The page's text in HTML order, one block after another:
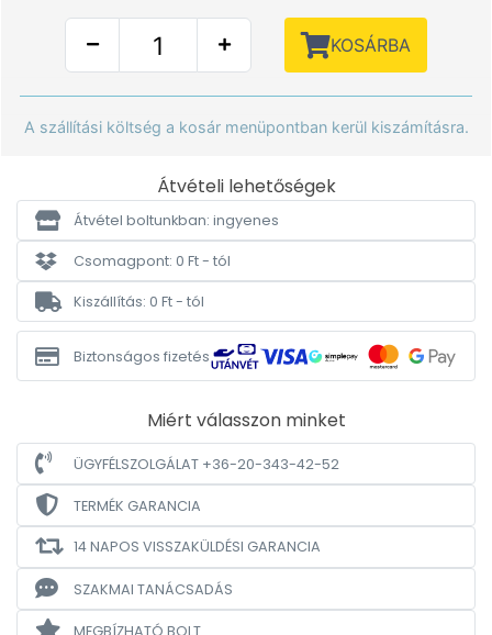
KOSÁRBA
A szállítási költség a kosár menüpontban kerül kiszámításra.
Átvételi lehetőségek
Átvétel boltunkban: ingyenes
Csomagpont: 0 Ft - tól
Kiszállítás: 0 Ft - tól
Biztonságos fizetés
Miért válasszon minket
ÜGYFÉLSZOLGÁLAT +36-20-343-42-52
TERMÉK GARANCIA
14 NAPOS VISSZAKÜLDÉSI GARANCIA
SZAKMAI TANÁCSADÁS
MEGBÍZHATÓ BOLT